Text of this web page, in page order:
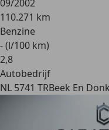
09/2002
110.271 km
Benzine
- (l/100 km)
2,8
Autobedrijf
NL 5741 TRBeek En Donk